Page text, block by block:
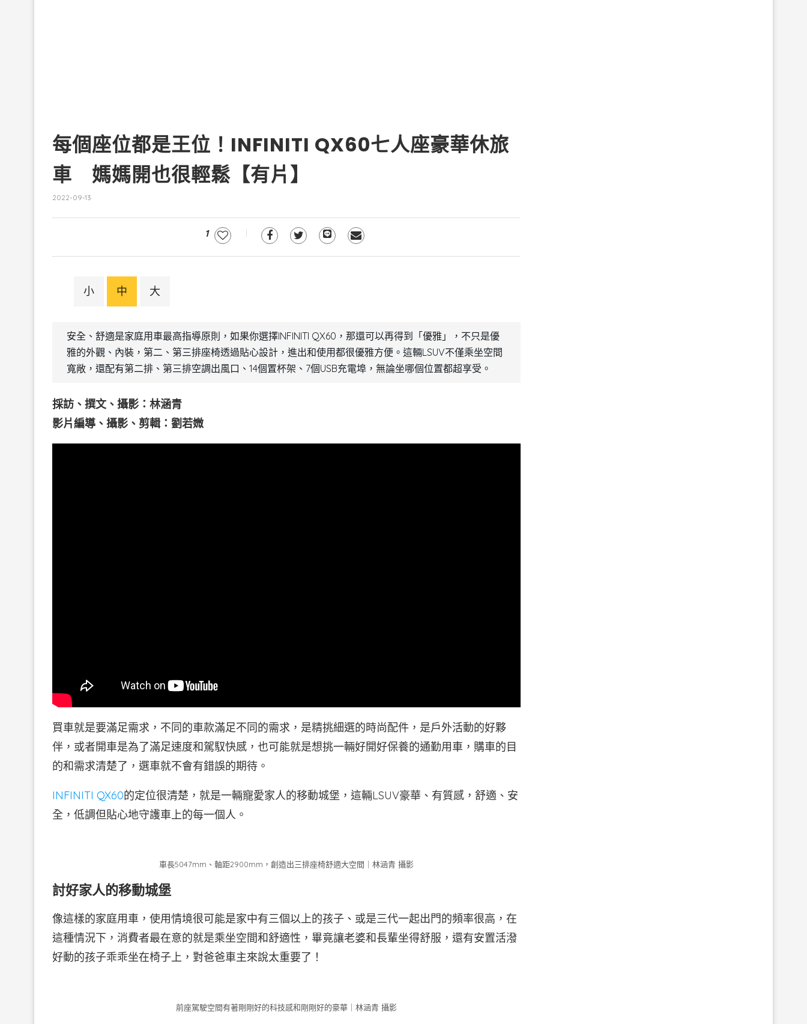
每個座位都是王位！INFINITI QX60七人座豪華休旅
車 媽媽開也很輕鬆【有片】
2022-09-13
1
小 中 大
安全、舒適是家庭用車最高指導原則，如果你選擇INFINITI QX60，那還可以再得到「優雅」，不只是優
雅的外觀、內裝，第二、第三排座椅透過貼心設計，進出和使用都很優雅方便。這輛LSUV不僅乘坐空間
寬敞，還配有第二排、第三排空調出風口、14個置杯架、7個USB充電埠，無論坐哪個位置都超享受。
採訪、撰文、攝影：林涵青
影片編導、攝影、剪輯：劉若媺
買車就是要滿足需求，不同的車款滿足不同的需求，是精挑細選的時尚配件，是戶外活動的好夥
伴，或者開車是為了滿足速度和駕馭快感，也可能就是想挑一輛好開好保養的通勤用車，購車的目
的和需求清楚了，選車就不會有錯誤的期待。
INFINITI QX60的定位很清楚，就是一輛寵愛家人的移動城堡，這輛LSUV豪華、有質感，舒適、安
全，低調但貼心地守護車上的每一個人。
車長5047mm、軸距2900mm，創造出三排座椅舒適大空間｜林涵青 攝影
討好家人的移動城堡
像這樣的家庭用車，使用情境很可能是家中有三個以上的孩子、或是三代一起出門的頻率很高，在
這種情況下，消費者最在意的就是乘坐空間和舒適性，畢竟讓老婆和長輩坐得舒服，還有安置活潑
好動的孩子乖乖坐在椅子上，對爸爸車主來說太重要了！
前座駕駛空間有著剛剛好的科技感和剛剛好的豪華｜林涵青 攝影